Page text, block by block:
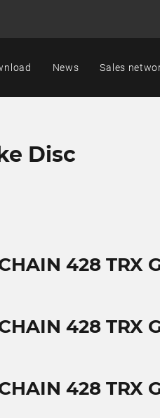
News Sales
Disc
428 TRX
428 TRX
428 TRX